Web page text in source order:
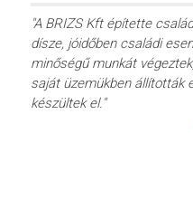
"A BRIZS Kft építette
dísze, jóidőben családi
minőségű munkát
saját üzemükben állították
készültek el."